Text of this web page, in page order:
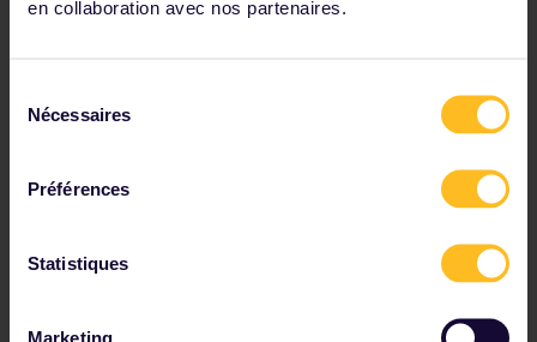
en collaboration avec nos partenaires.
Nécessaires
Préférences
Statistiques
Marketing
pour voir où les autres voyageurs Interrail se sont